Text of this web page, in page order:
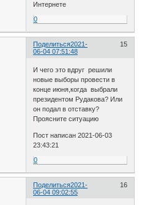
Интернете
0
Поделиться 15
2021-
06-04 07:51:48
И чего это вдруг решили
новые выборы провести в
конце июня,когда выбрали
президентом Рудакова? Или
он подал в отставку?
Проясните ситуацию
Пост написан 2021-06-03
23:43:21
0
Поделиться 16
2021-
06-04 09:02:55